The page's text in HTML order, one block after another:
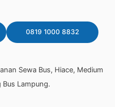
0819 1000 8832
Sewa Bus, Hiace, Medium
Bus Lampung.